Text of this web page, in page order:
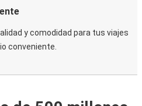
y comodidad para tus viajes
conveniente.